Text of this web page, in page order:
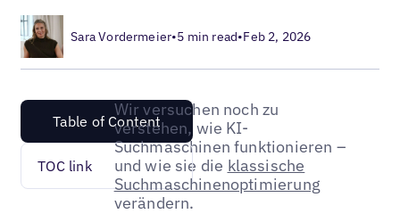
Sara Vordermeier•5 min read•Feb 2, 2026
Table of Content
TOC link
Wir versuchen noch zu
verstehen, wie KI-
Suchmaschinen funktionieren –
und wie sie die klassische
Suchmaschinenoptimierung
verändern.